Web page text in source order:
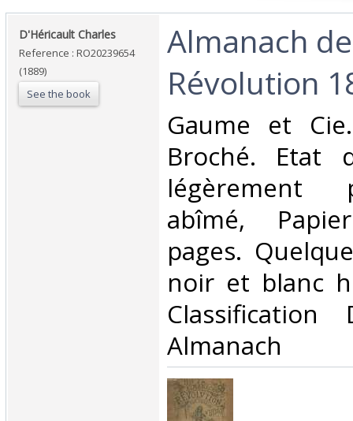
‎D'Héricault Charles‎
Reference : RO20239654
(1889)
See the book
‎Almanach
Révolution
‎Gaume et
Broché. Etat
légèrement
abîmé,
pages.
noir et blanc
Almanach‎